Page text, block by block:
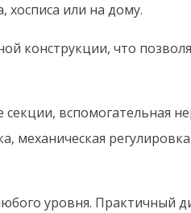
хосписа или на дому.
конструкции, что
вспомогательная
механическая
уровня. Практичный